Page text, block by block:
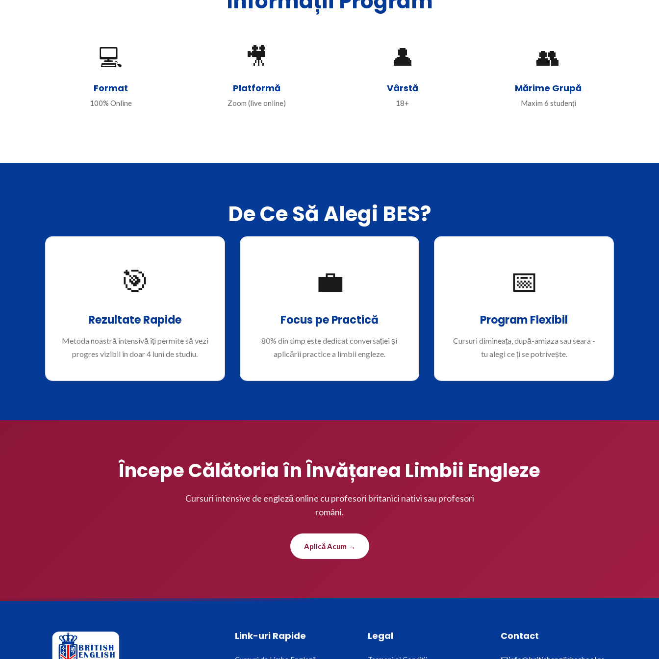
💻
Format
100% Online
🎥
Platformă
Zoom (live online)
👤
Vârstă
18+
👥
Mărime Grupă
Maxim 6 studenți
De Ce Să Alegi BES?
🎯
Rezultate Rapide
Metoda noastră intensivă îți permite să vezi
progres vizibil în doar 4 luni de studiu.
💼
Focus pe Practică
80% din timp este dedicat conversației și
aplicării practice a limbii engleze.
📅
Program Flexibil
Cursuri dimineața, după-amiaza sau seara -
tu alegi ce ți se potrivește.
Începe Călătoria în Învățarea Limbii Engleze
Cursuri intensive de engleză online cu profesori britanici nativi sau profesori
români.
Aplică Acum →
Link-uri Rapide Legal Contact